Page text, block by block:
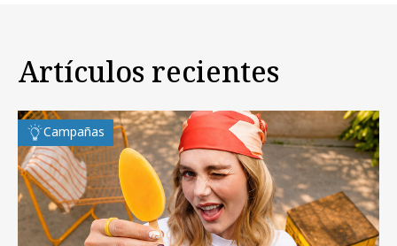
Artículos recientes
Campañas